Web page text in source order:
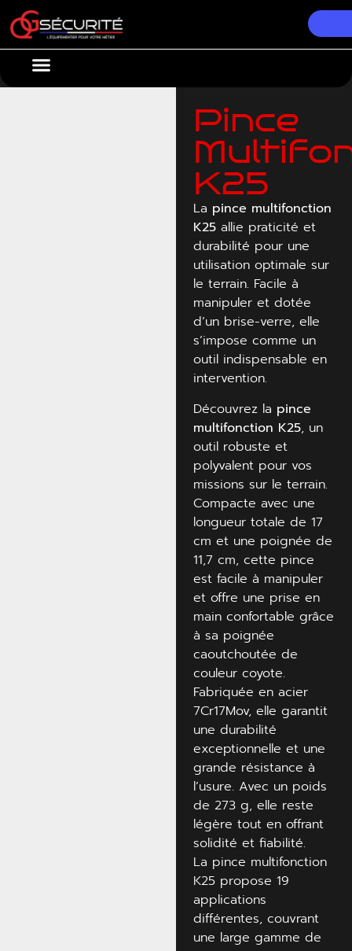
Pince
K25
La pince multifonction
K25 allie praticité et
durabilité pour une
utilisation optimale sur
le terrain. Facile à
manipuler et dotée
d’un brise-verre, elle
s’impose comme un
outil indispensable en
intervention.
Découvrez la pince
multifonction K25, un
outil robuste et
polyvalent pour vos
missions sur le terrain.
Compacte avec une
longueur totale de 17
cm et une poignée de
11,7 cm, cette pince
est facile à manipuler
et offre une prise en
main confortable grâce
à sa poignée
caoutchoutée de
couleur coyote.
Fabriquée en acier
7Cr17Mov, elle garantit
une durabilité
exceptionnelle et une
grande résistance à
l’usure. Avec un poids
de 273 g, elle reste
légère tout en offrant
solidité et fiabilité.
La pince multifonction
K25 propose 19
applications
différentes, couvrant
une large gamme de